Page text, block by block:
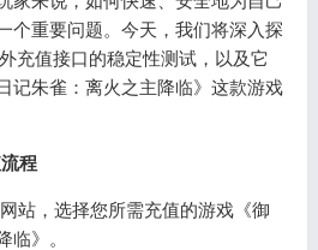
个重要问题。今天，我们将深入探
充值接口的稳定性测试，以及它
记朱雀：离火之主降临》这款游戏
程
站，选择您所需充值的游戏《御
临》。